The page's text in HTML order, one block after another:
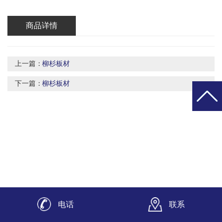
商品详情
上一篇：柳杉板材
下一篇：柳杉板材
电话 联系